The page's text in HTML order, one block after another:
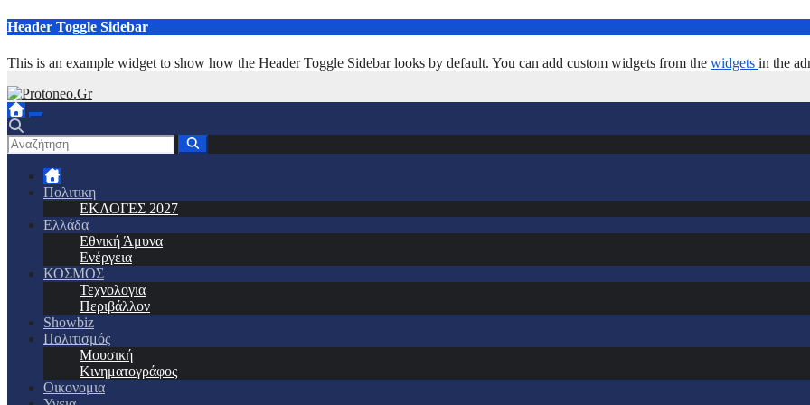
Μετάβαση
περιεχόμενο
Header Toggle Sidebar
This is an example widget to show how the Header Toggle Sidebar looks by default. You can add custom widgets from the widgets in the
Πολιτικη
ΕΚΛΟΓΕΣ 2027
Ελλάδα
Εθνική Άμυνα
Ενέργεια
ΚΟΣΜΟΣ
Τεχνολογια
Περιβάλλον
Showbiz
Πολιτισμός
Μουσική
Κινηματογράφος
Οικονομια